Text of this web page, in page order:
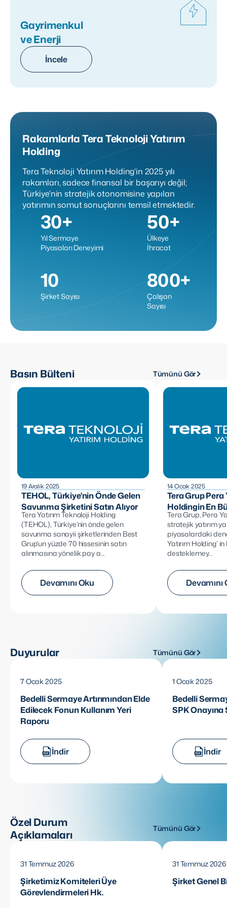
Gayrimenkul
ve Enerji
İncele
Rakamlarla Tera Teknoloji Yatırım
Holding
Tera Teknoloji Yatırım Holding’in 2025 yılı
rakamları, sadece finansal bir başarıyı değil;
Türkiye'nin stratejik otonomisine yapılan
yatırımın somut sonuçlarını temsil etmektedir.
30+
Yıl Sermaye
Piyasaları Deneyimi
50+
Ülkeye
İhracat
10
Şirket Sayısı
800+
Çalışan
Sayısı
Basın Bülteni
19 Aralık 2025
TEHOL, Türkiye'nin Önde Gelen
Savunma Şirketini Satın Alıyor
Tera Yatırım Teknoloji Holding
(TEHOL), Türkiye’nin önde gelen
savunma sanayii şirketlerinden Best
Grup’un yüzde 70 hissesinin satın
alınmasına yönelik pay a...
Devamını Oku
14 Ocak 2025
Tera Grup Pera
Holdingin En
Tera Grup, Pera
stratejik yatırım
piyasalardaki
Yatırım Holding’
desteklemey...
Devamını
Tümünü Gör
Duyurular
7 Ocak 2025
Bedelli Sermaye Artırımından Elde
Edilecek Fonun Kullanım Yeri
Raporu
İndir
1 Ocak 2025
Bedelli
SPK
İndir
Tümünü Gör
Özel Durum
Açıklamaları
31 Temmuz 2026
Şirketimiz Komiteleri Üye
Görevlendirmeleri Hk.
31 Temmuz 2026
Şirket Genel
Tümünü Gör